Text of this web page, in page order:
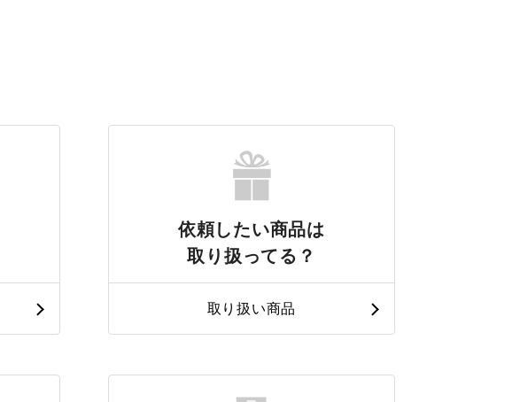
依頼したい商品は
取り扱ってる？
取り扱い商品